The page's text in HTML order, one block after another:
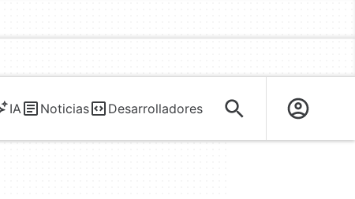
IA Noticias Desarrolladores